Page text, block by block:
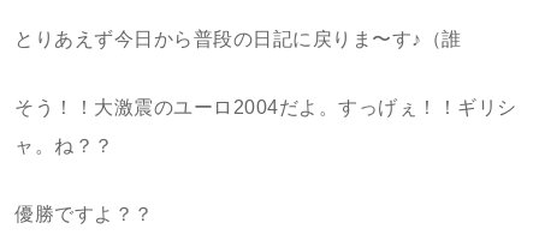
とりあえず今日から普段の日記に戻りま〜す♪（誰
そう！！大激震のユーロ2004だよ。すっげぇ！！ギリシ
ャ。ね？？
優勝ですよ？？